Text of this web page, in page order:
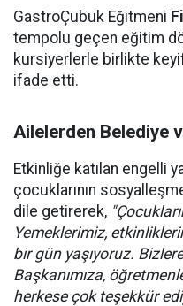
GastroÇubuk Eğitmeni
tempolu geçen eğitim
kursiyerlerle birlikte
ifade etti.
Ailelerden Belediye
Etkinliğe katılan engelli
çocuklarının
dile getirerek,
Yemeklerimiz,
bir gün yaşıyoruz.
Başkanımıza,
herkese çok teşekkür